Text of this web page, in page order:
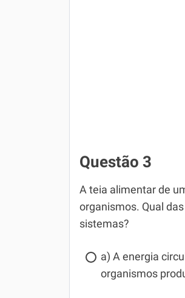
Questão 3
A teia alimentar de
organismos. Qual
sistemas?
a) A energia
organismos